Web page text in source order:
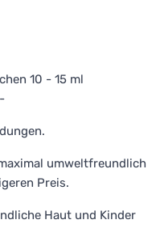
10 - 15 ml
umweltfreundlich
Preis.
Haut und Kinder